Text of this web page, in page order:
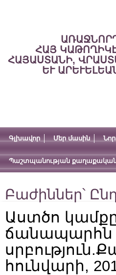
ՀԱՅ
ՀԱՅԱՍՏԱՆԻ,
ԵՒ
Գլխավոր Մեր մասին
Պաշտպանության
Բաժիններ՝
Աստծո
ճանապարհն
հունվարի,